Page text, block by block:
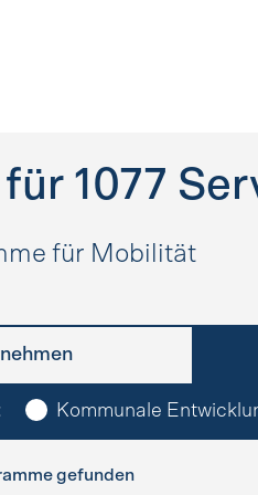
für 1077
für Mobilität
Kommunale
gefunden